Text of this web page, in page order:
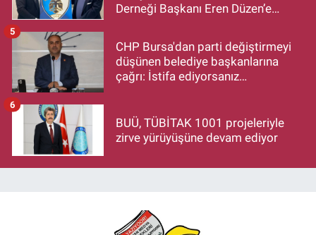
Derneği Başkanı Eren Düzen’e
CHP Bursa'dan parti değiştirmeyi
düşünen belediye başkanlarına
çağrı: İstifa ediyorsanız
5
BUÜ, TÜBİTAK 1001 projeleriyle
zirve yürüyüşüne devam ediyor
6